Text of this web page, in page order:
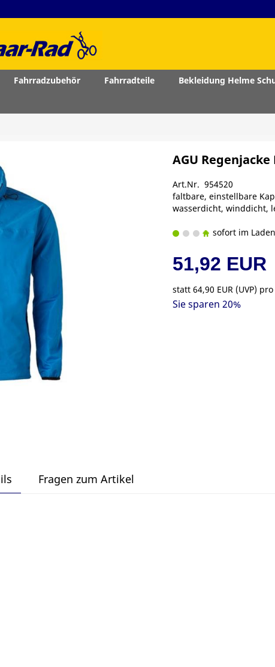
Fahrradzubehör Fahrradteile Bekleidung Helme
AGU Regenjacke
Art.Nr. 954520
faltbare, einstellbare
wasserdicht, winddicht,
sofort im
51,92 EUR
statt64,90 EUR (UVP) pro
Sie sparen 20%
Fragen zum Artikel